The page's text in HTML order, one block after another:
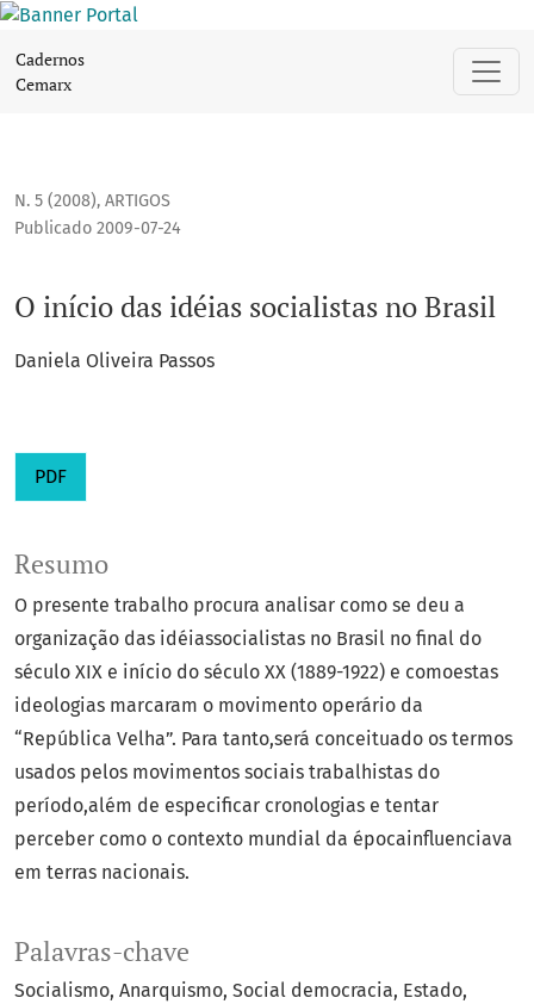
Cadernos
Cemarx
N. 5 (2008), ARTIGOS
O início das idéias socialistas no Brasil
Publicado 2009-07-24
Daniela Oliveira Passos
PDF
Palavras-chave
Socialismo Anarquismo Social democracia Estado
Resumo
O presente trabalho procura analisar como se deu a
organização das idéiassocialistas no Brasil no final do
século XIX e início do século XX (1889-1922) e comoestas
ideologias marcaram o movimento operário da
“República Velha”. Para tanto,será conceituado os termos
usados pelos movimentos sociais trabalhistas do
período,além de especificar cronologias e tentar
perceber como o contexto mundial da épocainfluenciava
em terras nacionais.